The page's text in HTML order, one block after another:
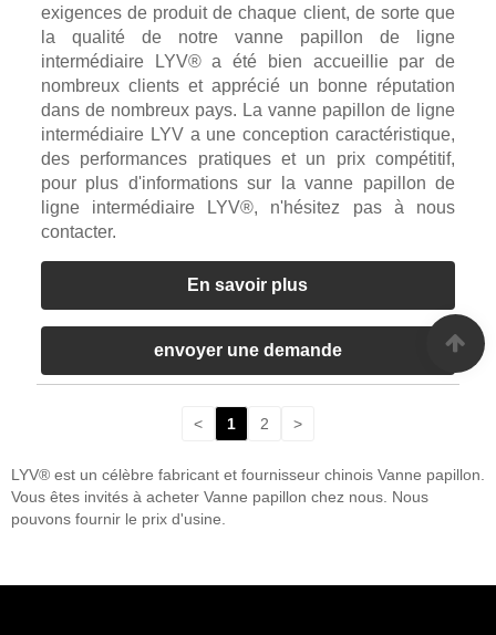
exigences de produit de chaque client, de sorte que
la qualité de notre vanne papillon de ligne
intermédiaire LYV® a été bien accueillie par de
nombreux clients et apprécié un bonne réputation
dans de nombreux pays. La vanne papillon de ligne
intermédiaire LYV a une conception caractéristique,
des performances pratiques et un prix compétitif,
pour plus d'informations sur la vanne papillon de
ligne intermédiaire LYV®, n'hésitez pas à nous
contacter.
En savoir plus
envoyer une demande
< 1 2 >
LYV® est un célèbre fabricant et fournisseur chinois Vanne papillon.
Vous êtes invités à acheter Vanne papillon chez nous. Nous
pouvons fournir le prix d'usine.